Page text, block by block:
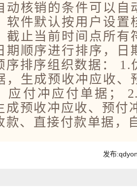
动核销的条件可以自
软件默认按用户设置
截止当前时间点所有
期顺序进行排序，日
序排序组织数据： 1.
，生成预收冲应收、
应付冲应付单据；
成预收冲应收、预付
款、直接付款单据，
发布